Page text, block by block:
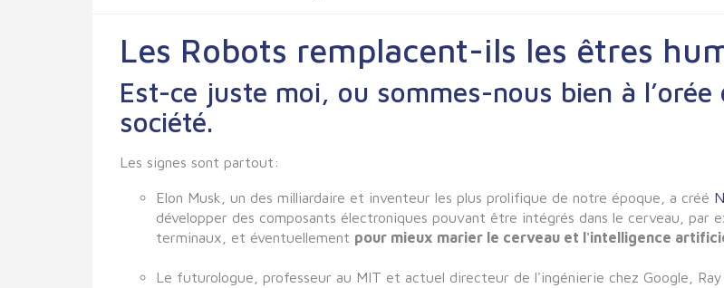
Les Robots remplacent-ils les êtres
Est-ce juste moi, ou sommes-nous bien à l’orée
société.
Les signes sont partout:
Elon Musk, un des milliardaire et inventeur les plus prolifique de notre époque, a créé
développer des composants électroniques pouvant être intégrés dans le cerveau, par
terminaux, et éventuellement pour mieux marier le cerveau et l'intelligence
Le futurologue, professeur au MIT et actuel directeur de l'ingénierie chez Google,